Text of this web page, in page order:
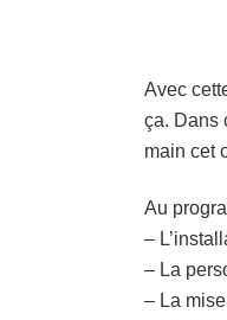
Avec
ça. Dans
main cet
Au
–
– La
– La